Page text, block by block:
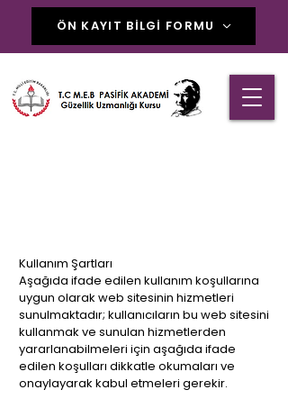
ÖN KAYIT BİLGİ FORMU
Kullanım Şartları
Aşağıda ifade edilen kullanım koşullarına
uygun olarak web sitesinin hizmetleri
sunulmaktadır; kullanıcıların bu web sitesini
kullanmak ve sunulan hizmetlerden
yararlanabilmeleri için aşağıda ifade
edilen koşulları dikkatle okumaları ve
onaylayarak kabul etmeleri gerekir.